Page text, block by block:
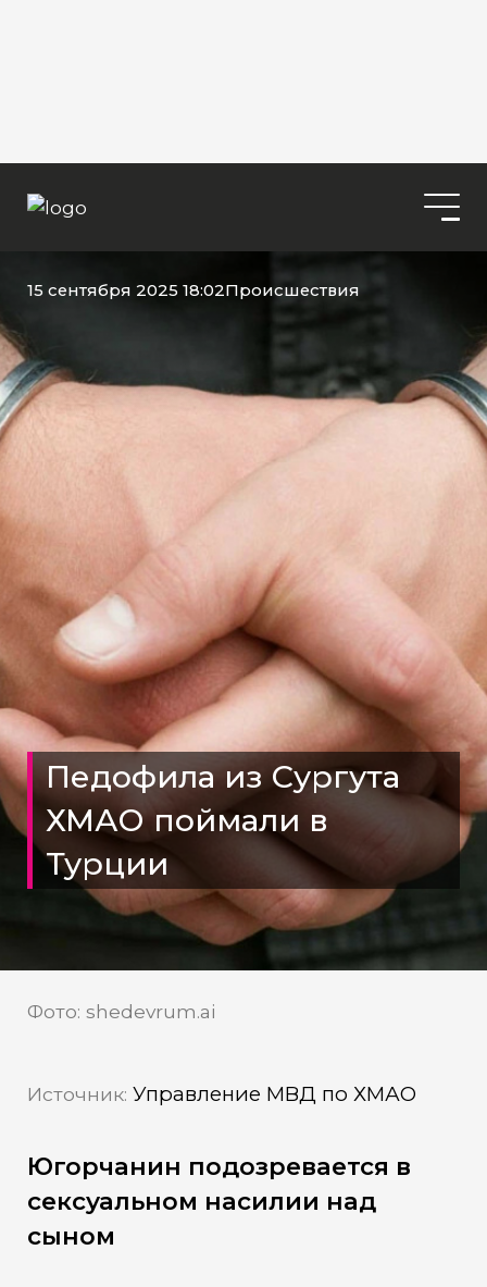
15 сентября 2025 18:02Происшествия
Педофила из Сургута
ХМАО поймали в
Турции
Фото: shedevrum.ai
Источник: Управление МВД по ХМАО
Югорчанин подозревается в
сексуальном насилии над
сыном